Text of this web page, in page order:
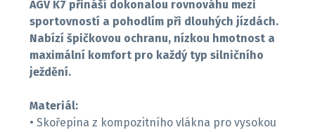
AGV K7 přináší dokonalou rovnováhu mezi
sportovností a pohodlím při dlouhých jízdách.
Nabízí špičkovou ochranu, nízkou hmotnost a
maximální komfort pro každý typ silničního
ježdění.
Materiál:
• Skořepina z kompozitního vlákna pro vysokou